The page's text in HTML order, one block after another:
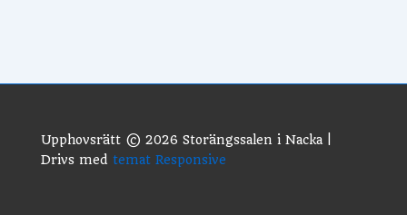
Upphovsrätt © 2026 Storängssalen i Nacka
Drivs med temat Responsive